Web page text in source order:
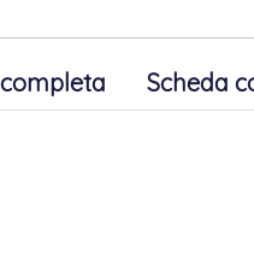
Scheda